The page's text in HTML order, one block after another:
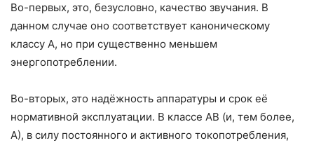
Во-первых, это, безусловно, качество звучания. В
данном случае оно соответствует каноническому
классу А, но при существенно меньшем
энергопотреблении.
Во-вторых, это надёжность аппаратуры и срок её
нормативной эксплуатации. В классе АВ (и, тем более,
А), в силу постоянного и активного токопотребления,